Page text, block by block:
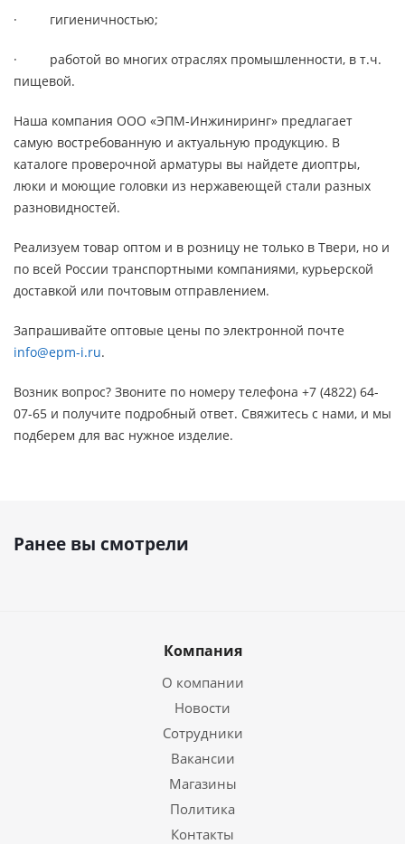
· гигиеничностью;
· работой во многих отраслях промышленности, в т.ч.
пищевой.
Наша компания ООО «ЭПМ-Инжиниринг» предлагает
самую востребованную и актуальную продукцию. В
каталоге проверочной арматуры вы найдете диоптры,
люки и моющие головки из нержавеющей стали разных
разновидностей.
Реализуем товар оптом и в розницу не только в Твери, но и
по всей России транспортными компаниями, курьерской
доставкой или почтовым отправлением.
Запрашивайте оптовые цены по электронной почте
info@epm-i.ru.
Возник вопрос? Звоните по номеру телефона +7 (4822) 64-
07-65 и получите подробный ответ. Свяжитесь с нами, и мы
подберем для вас нужное изделие.
Ранее вы смотрели
Компания
О компании
Новости
Сотрудники
Вакансии
Магазины
Политика
Контакты